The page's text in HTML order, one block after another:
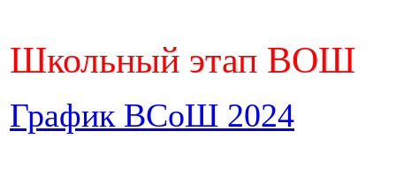
Школьный этап ВОШ
График ВСоШ 2024